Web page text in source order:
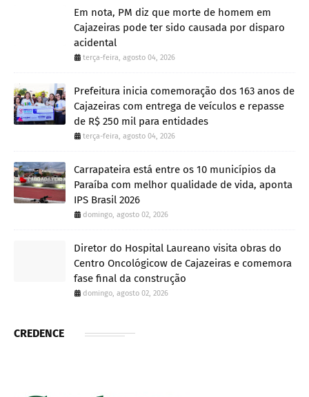
Em nota, PM diz que morte de homem em
Cajazeiras pode ter sido causada por disparo
acidental
terça-feira, agosto 04, 2026
Prefeitura inicia comemoração dos 163 anos de
Cajazeiras com entrega de veículos e repasse
de R$ 250 mil para entidades
terça-feira, agosto 04, 2026
Carrapateira está entre os 10 municípios da
Paraíba com melhor qualidade de vida, aponta
IPS Brasil 2026
domingo, agosto 02, 2026
Diretor do Hospital Laureano visita obras do
Centro Oncológicow de Cajazeiras e comemora
fase final da construção
domingo, agosto 02, 2026
CREDENCE